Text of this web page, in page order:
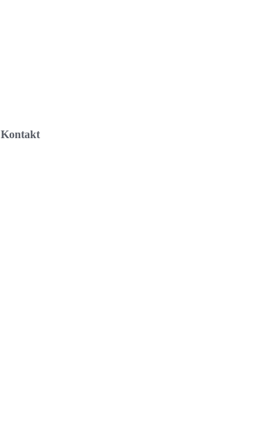
Kontakt